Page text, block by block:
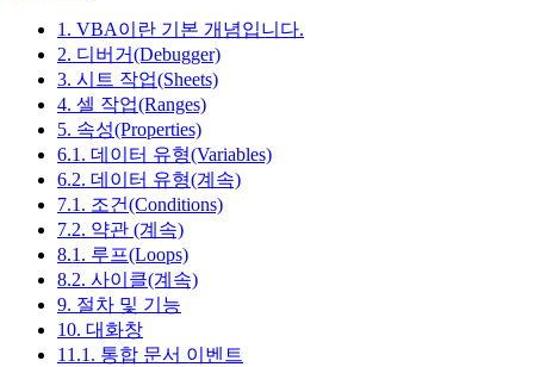
1. VBA이란 기본 개념입니다.
2. 디버거(Debugger)
3. 시트 작업(Sheets)
4. 셀 작업(Ranges)
5. 속성(Properties)
6.1. 데이터 유형(Variables)
6.2. 데이터 유형(계속)
7.1. 조건(Conditions)
7.2. 약관 (계속)
8.1. 루프(Loops)
8.2. 사이클(계속)
9. 절차 및 기능
10. 대화창
11.1. 통합 문서 이벤트